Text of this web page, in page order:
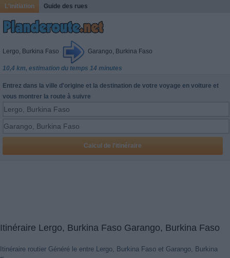
L'initiation Guide des rues
Lergo, Burkina Faso Garango, Burkina Faso
10,4 km, estimation du temps 14 minutes
Entrez dans la ville d'origine et la destination de votre voyage en voiture et
vous montrer la route à suivre
Itinéraire Lergo, Burkina Faso Garango, Burkina Faso
Itinéraire routier Généré le entre Lergo, Burkina Faso et Garango, Burkina